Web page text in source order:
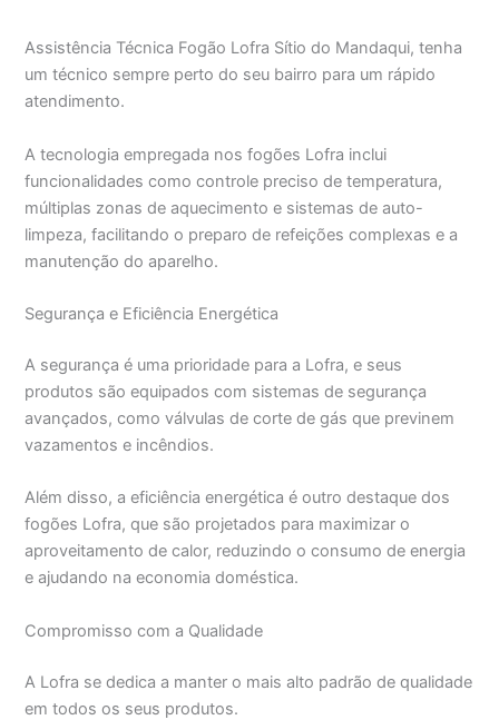
Assistência Técnica Fogão Lofra Sítio do Mandaqui, tenha
um técnico sempre perto do seu bairro para um rápido
atendimento.
A tecnologia empregada nos fogões Lofra inclui
funcionalidades como controle preciso de temperatura,
múltiplas zonas de aquecimento e sistemas de auto-
limpeza, facilitando o preparo de refeições complexas e a
manutenção do aparelho.
Segurança e Eficiência Energética
A segurança é uma prioridade para a Lofra, e seus
produtos são equipados com sistemas de segurança
avançados, como válvulas de corte de gás que previnem
vazamentos e incêndios.
Além disso, a eficiência energética é outro destaque dos
fogões Lofra, que são projetados para maximizar o
aproveitamento de calor, reduzindo o consumo de energia
e ajudando na economia doméstica.
Compromisso com a Qualidade
A Lofra se dedica a manter o mais alto padrão de qualidade
em todos os seus produtos.